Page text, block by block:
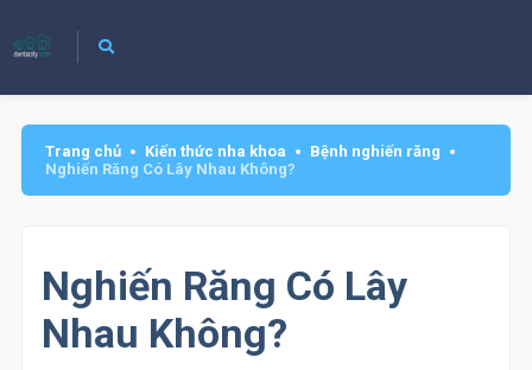
Trang chủ Kiến thức nha khoa
Bệnh nghiến răng
Nghiến Răng Có Lây Nhau Không?
Nghiến Răng Có Lây
Nhau Không?